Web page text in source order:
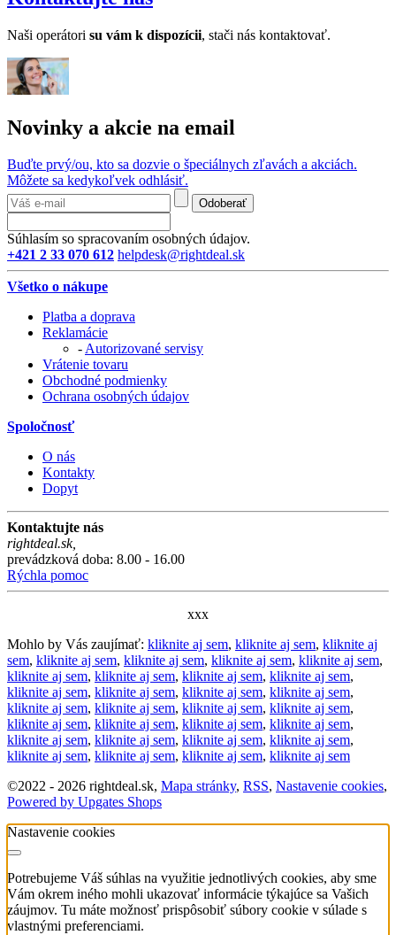
Naši operátori su vám k dispozícii, stači nás kontaktovať.
Novinky a akcie na email
Buďte prvý/ou, kto sa dozvie o špeciálnych zľavách a akciách.
Môžete sa kedykoľvek odhlásiť.
Odoberať
Súhlasím so spracovaním osobných údajov.
+421 2 33 070 612 helpdesk@rightdeal.sk
Všetko o nákupe
Platba a doprava
Reklamácie
-Autorizované servisy
Vrátenie tovaru
Obchodné podmienky
Ochrana osobných údajov
Spoločnosť
O nás
Kontakty
Dopyt
Kontaktujte nás
rightdeal.sk,
prevádzková doba: 8.00 - 16.00
Rýchla pomoc
xxx
Mohlo by Vás zaujímať: kliknite aj sem, kliknite aj sem, kliknite aj
sem, kliknite aj sem, kliknite aj sem, kliknite aj sem, kliknite aj sem,
kliknite aj sem, kliknite aj sem, kliknite aj sem, kliknite aj sem,
kliknite aj sem, kliknite aj sem, kliknite aj sem, kliknite aj sem,
kliknite aj sem, kliknite aj sem, kliknite aj sem, kliknite aj sem,
kliknite aj sem, kliknite aj sem, kliknite aj sem, kliknite aj sem,
kliknite aj sem, kliknite aj sem, kliknite aj sem, kliknite aj sem,
kliknite aj sem, kliknite aj sem, kliknite aj sem, kliknite aj sem
©2022 - 2026 rightdeal.sk, Mapa stránky, RSS, Nastavenie cookies,
Powered by Upgates Shops
Nastavenie cookies
Potrebujeme Váš súhlas na využitie jednotlivých cookies, aby sme
Vám okrem iného mohli ukazovať informácie týkajúce sa Vašich
záujmov. Tu máte možnosť prispôsobiť súbory cookie v súlade s
vlastnými preferenciami.